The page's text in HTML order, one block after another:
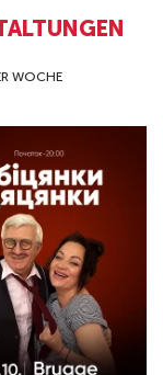
WOCHE